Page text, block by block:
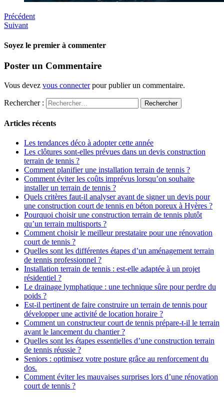
Précédent
Suivant
Soyez le premier à commenter
Poster un Commentaire
Vous devez vous connecterpour publier un commentaire.
Rechercher :
Articles récents
Les tendances déco à adopter cette année
Les clôtures sont-elles prévues dans un devis construction
terrain de tennis ?
Comment planifier une installation terrain de tennis ?
Comment éviter les coûts imprévus lorsqu’on souhaite
installer un terrain de tennis ?
Quels critères faut-il analyser avant de signer un devis pour
une construction court de tennis en béton poreux à Hyères ?
Pourquoi choisir une construction terrain de tennis plutôt
qu’un terrain multisports ?
Comment choisir le meilleur prestataire pour une rénovation
court de tennis ?
Quelles sont les différentes étapes d’un aménagement terrain
de tennis professionnel ?
Installation terrain de tennis : est-elle adaptée à un projet
résidentiel ?
Le drainage lymphatique : une technique sûre pour perdre du
poids ?
Est-il pertinent de faire construire un terrain de tennis pour
développer une activité de location horaire ?
Comment un constructeur court de tennis prépare-t-il le terrain
avant le lancement du chantier ?
Quelles sont les étapes essentielles d’une construction terrain
de tennis réussie ?
Seniors : optimisez votre posture grâce au renforcement du
dos.
Comment éviter les mauvaises surprises lors d’une rénovation
court de tennis ?